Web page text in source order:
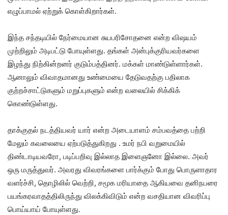
எழுப்பாமல் ஏற்றுக் கொள்கிறார்கள்.
இந்த சந்தடியில் நேர்மையான சுயபரிசோதனை என்ற விஷயம்
முற்றிலும் அடிபட்டு போயுள்ளது. தங்கள் அன்புக்குரியவர்களை
இழந்து நிற்கின்றனர் குடும்பத்தினர். மக்கள் மாண்டுள்ளார்கள்.
ஆனாலும் விவாதமானது உண்மையை தேடுவதற்கு பதிலாக
குற்றச்சாட்டுகளும் மறுப்புகளும் என்ற வலையில் சிக்கிக்
கொண்டுள்ளது.
தாக்குதல் நடத்தியவர் யார் என்ற அடையாளம் சம்பவத்தை பற்றி
மேலும் கவலையை ஏற்படுத்துகிறது . உமர் நபி வறுமையில்
திண்டாடியவரோ, படிப்பறிவு இல்லாத இளைஞனோ இல்லை. அவர்
ஒரு மருத்துவர். அவரது விவரங்களை பார்க்கும் போது பொருளாதார
வளர்ச்சி, தொழிலில் வெற்றி, சமூக மரியாதை ஆகியவை தனிநபரை
பயங்கரவாதத்திலிருந்து விலக்கிவிடும் என்ற வசதியான விவரிப்பு
பொய்யாய் போயுள்ளது.